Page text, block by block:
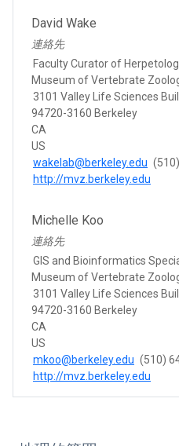
David Wake
連絡先
Faculty Curator of
Museum of Vertebrate
3101 Valley Life Sciences
94720-3160 Berkeley
CA
US
wakelab@berkeley.edu
http://mvz.berkeley.edu
Michelle Koo
連絡先
GIS and Bioinformatics
Museum of Vertebrate
3101 Valley Life Sciences
94720-3160 Berkeley
CA
US
mkoo@berkeley.edu (510)
http://mvz.berkeley.edu